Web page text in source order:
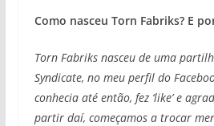
Como nasceu Torn Fabriks? E
Torn Fabriks nasceu de uma
Syndicate, no meu perfil do
conhecia até então, fez ‘like’ e
partir daí, começamos a trocar